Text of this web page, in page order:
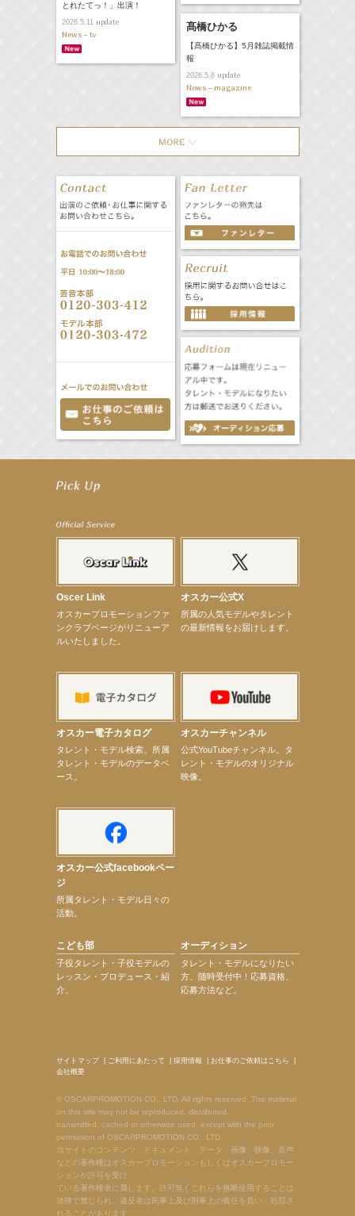
とれたてっ！」出演！
2026.5.11update
News - tv
髙橋ひかる
【髙橋ひかる】5月雑誌掲載情
報
2026.5.8update
News - magazine
【武井咲】ENFÖLD 2026 PF/FW archetypeに登場！
【elfin’】8月16日（日）「全世界」発売記念イベント決定！
【elfin’】7thシングル『全世界』がFM TANABEでO.A.決定♪
【昆虫ハンター牧田習】宝塚市立手塚治虫記念館トークショー＆宝塚文化芸術センター昆虫展示イ
ショーゲスト出演！
【定本楓馬】WEB DIGVII 連載企画『東京23時』に登場！
【髙橋ひかる】7月雑誌掲載情報
【elfin’】7thシングル『全世界』がFMふくろうでパワープレイO.A.決定
【elfin’】【辻美優】8月28日（金）「辻美優(elfin’)グレイテスト・ショー」に出演決定！
【elfin’】9月27日（日）「Beauty Voice Theater Reboot Vol.3」開催決定！
【本田紗来】「Ray」9月号発売中！
【宇垣美里】「マンガ【推しの子】展‐星のキセキ‐」オープニングイベント
Oscer Link
オスカープロモーションファ
ンクラブページがリニューア
ルいたしました。
オスカー公式X
所属の人気モデルやタレント
の最新情報をお届けします。
オスカー電子カタログ
タレント・モデル検索。所属
タレント・モデルのデータベ
ース。
オスカーチャンネル
公式YouTubeチャンネル。タ
レント・モデルのオリジナル
映像。
オスカー公式facebookペー
ジ
所属タレント・モデル日々の
活動。
こども部
子役タレント・子役モデルの
レッスン・プロデュース・紹
介。
オーディション
タレント・モデルになりたい
方、随時受付中！応募資格、
応募方法など。
サイトマップ| ご利用にあたって 採用情報 お仕事のご依頼はこちら
会社概要
© OSCARPROMOTION CO., LTD. All rights reserved. The material
on this site may not be reproduced, distributed,
transmitted, cached or otherwise used, except with the prior
permission of OSCARPROMOTION CO., LTD.
当サイトのコンテンツ、ドキュメント、データ、画像、映像、音声
などの著作権はオスカープロモーションもしくはオスカープロモー
ションが許可を受け
ている著作権者に属します。許可無くこれらを無断使用することは
法律で禁じられ、違反者は民事上及び刑事上の責任を負い、処罰さ
れることがあります。